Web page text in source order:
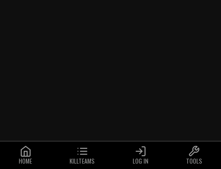
HOME KILLTEAMS LOG IN TOOLS